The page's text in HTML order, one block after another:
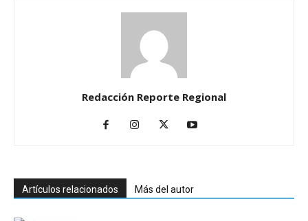
Redacción Reporte Regional
Artículos relacionados Más del autor